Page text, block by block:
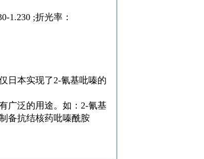
1.230 ;折光率：
日本实现了2-氰基吡嗪的
广泛的用途。如： 2-氰基
备抗结核药吡嗪酰胺